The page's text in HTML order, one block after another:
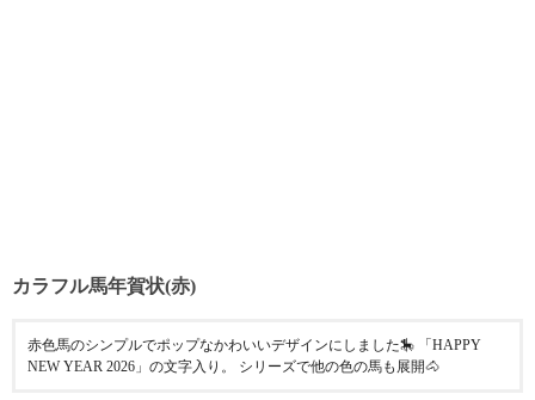
カラフル馬年賀状(赤)
赤色馬のシンプルでポップなかわいいデザインにしました🎠 「HAPPY
NEW YEAR 2026」の文字入り。 シリーズで他の色の馬も展開🐴